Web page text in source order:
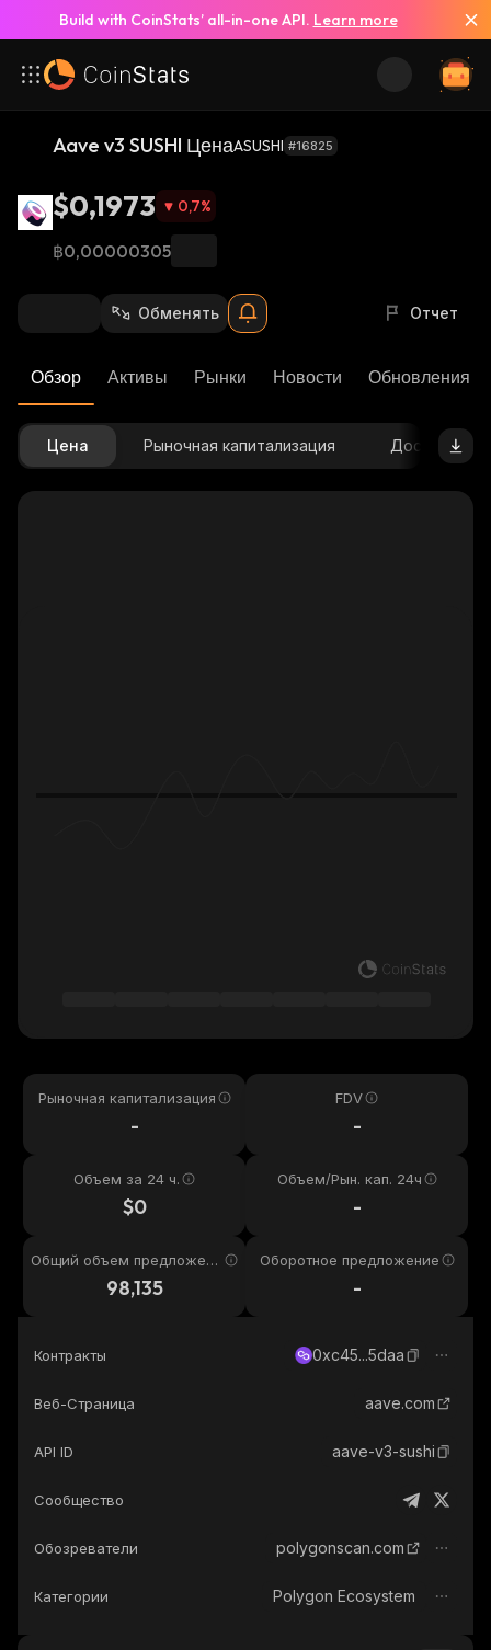
Build with CoinStats’ all-in-one API. Learn more
Aave v3 SUSHI ЦенаASUSHI #16825
$0,1973 0,7%
฿0,00000305
Обменять Отчет
Обзор Активы Рынки Новости Обновления
Цена Рыночная капитализация Доступное
Рыночная капитализация
-
FDV
-
Объем за 24 ч.
$0
Объем/Рын. кап. 24ч
-
Общий объем предложени
98,135
Оборотное предложение
-
Контракты 0xc45...5daa
Веб-Страница aave.com
API ID aave-v3-sushi
Сообщество
Обозреватели polygonscan.com
Категории Polygon Ecosystem